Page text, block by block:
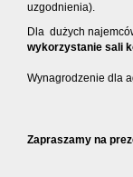
uzgodnienia).
Dla dużych
wykorzystanie sali
Wynagrodzenie dla
Zapraszamy na